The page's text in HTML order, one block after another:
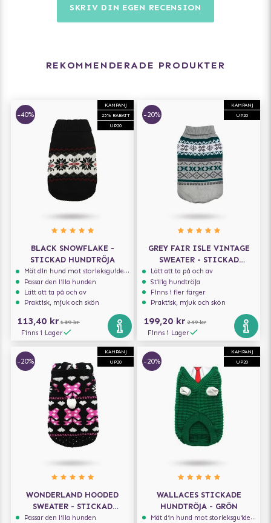
SKRIV DIN EGEN RECENSION
REKOMMENDERADE PRODUKTER
KAMPANJ
25% RABATT
UP20
-40%
BLACK SNOWFLAKE -
STICKAD HUNDTRÖJA
Mät din hund mot storleksguiden för att få rätt storlek
Passar den lilla hunden
Lätt att ta på och av
Praktisk, mjuk och skön
113,40 kr 189 kr
Finns i Lager
KAMPANJ
UP20
-20%
GREY FAIR ISLE VINTAGE
SWEATER - STICKAD
HUNDTRÖJA
Lätt att ta på och av
Stilig hundtröja
Finns i fler färger
Praktisk, mjuk och skön
199,20 kr 249 kr
Finns i Lager
KAMPANJ
UP20
-20%
WONDERLAND HOODED
SWEATER - STICKAD
HUNDTRÖJA
Passar den lilla hunden
KAMPANJ
UP20
-20%
WALLACES STICKADE
HUNDTRÖJA - GRÖN
Mät din hund mot storleksguiden för att få rätt storlek